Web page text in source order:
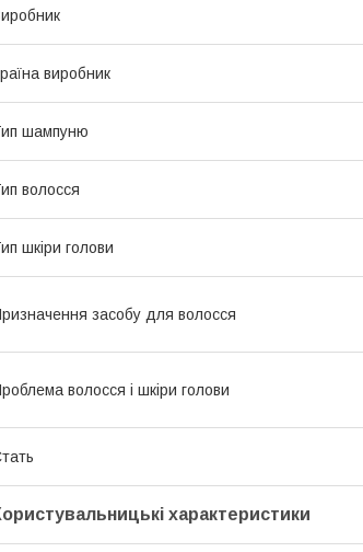
виробник
шампуню
волосся
шкіри голови
засобу для волосся
волосся і шкіри голови
характеристики